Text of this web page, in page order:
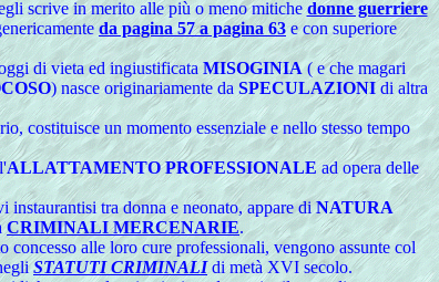
scrive in merito alle più o meno mitichedonne guerriere
da pagina 57 a pagina 63e con superiore
di vieta ed ingiustificataMISOGINIA( e che magari
) nasce originariamente da SPECULAZIONIdi altra
costituisce un momento essenziale e nello stesso tempo
ALLATTAMENTO PROFESSIONALEad opera delle
instaurantisi tra donna e neonato, appare diNATURA
CRIMINALI MERCENARIE.
concesso alle loro cure professionali, vengono assunte col
STATUTI CRIMINALIdi metà XVI secolo.